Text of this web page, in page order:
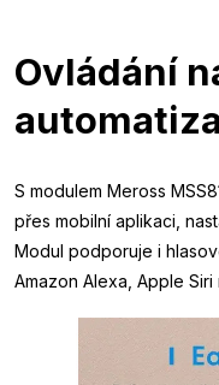
Ovládání
S modulem Meross
přes mobilní aplikaci,
Modul podporuje i
Amazon Alexa, Apple Siri